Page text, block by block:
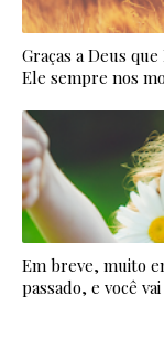
Graças a Deus
Ele sempre nos
Em breve, muito
passado, e você